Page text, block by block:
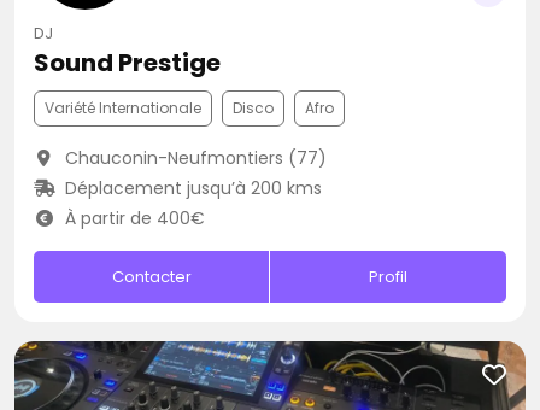
DJ
Sound Prestige
Variété Internationale Disco Afro
Chauconin-Neufmontiers (77)
Déplacement jusqu’à 200 kms
À partir de 400€
Contacter Profil